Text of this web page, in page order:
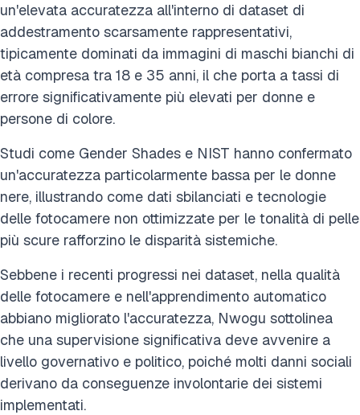
un'elevata accuratezza all'interno di dataset di
addestramento scarsamente rappresentativi,
tipicamente dominati da immagini di maschi bianchi di
età compresa tra 18 e 35 anni, il che porta a tassi di
errore significativamente più elevati per donne e
persone di colore.
Studi come Gender Shades e NIST hanno confermato
un'accuratezza particolarmente bassa per le donne
nere, illustrando come dati sbilanciati e tecnologie
delle fotocamere non ottimizzate per le tonalità di pelle
più scure rafforzino le disparità sistemiche.
Sebbene i recenti progressi nei dataset, nella qualità
delle fotocamere e nell'apprendimento automatico
abbiano migliorato l'accuratezza, Nwogu sottolinea
che una supervisione significativa deve avvenire a
livello governativo e politico, poiché molti danni sociali
derivano da conseguenze involontarie dei sistemi
implementati.